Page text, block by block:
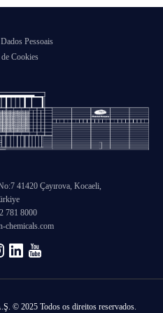
Pessoais
Cookies
41420 Çayırova, Kocaeli,
781 8000
chemicals.com
© 2025 Todos os direitos reservados.